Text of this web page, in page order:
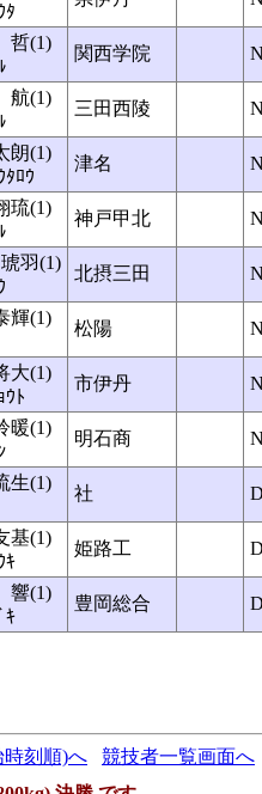
ﾀ
(1)
関西学院
(1)
三田西陵
朗(1)
ﾀﾛｳ
津名
琉(1)
神戸甲北
羽(1)
北摂三田
輝(1)
松陽
大(1)
ｳﾄ
市伊丹
暖(1)
明石商
生(1)
社
基(1)
ｷ
姫路工
(1)
ｷ
豊岡総合
刻順)へ
競技者一覧画面へ